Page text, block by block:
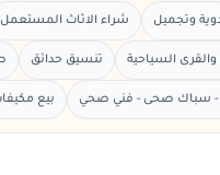
وتجميل شراء الاثاث المستعمل
والقرى السياحية تنسيق حدائق
- سباك صحى - فني صحي بيع